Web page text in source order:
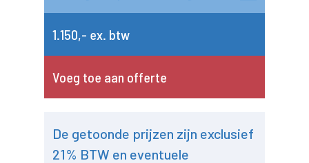
1.150,- ex. btw
Voeg toe aan offerte
De getoonde prijzen zijn exclusief
21% BTW en eventuele